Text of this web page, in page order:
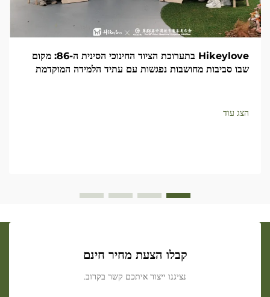
Hikeylove בתערוכת הציוד החינוכי הסינית ה-86: מקום
שבו סביבות מחושבות נפגשות עם עתיד הלמידה המוקדמת
הצג עוד
קבלו הצעת מחיר חינם
נציגנו ייצור איתכם קשר בקרוב.